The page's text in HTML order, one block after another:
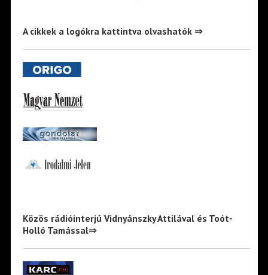
A cikkek a logókra kattintva olvashatók ⇒
Közös rádióinterjú Vidnyánszky Attilával és Toót-
Holló Tamással⇒